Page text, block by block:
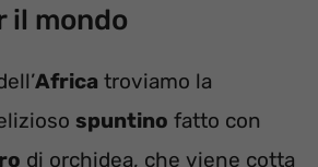
il mondo
Africa troviamo la
spuntino fatto con
di orchidea, che viene cotta